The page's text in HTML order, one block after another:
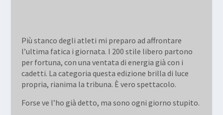
Più stanco degli atleti mi preparo ad affrontare
l’ultima fatica i giornata. I 200 stile libero partono
per fortuna, con una ventata di energia già con i
cadetti. La categoria questa edizione brilla di luce
propria, rianima la tribuna. È vero spettacolo.
Forse ve l’ho già detto, ma sono ogni giorno stupito.